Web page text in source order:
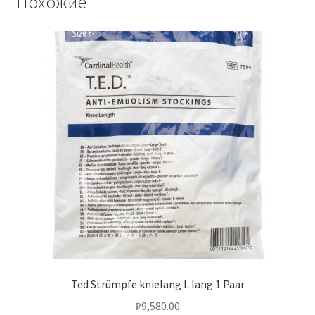
Ted Strümpfe knielang L lang 1 Paar
₽9,580.00